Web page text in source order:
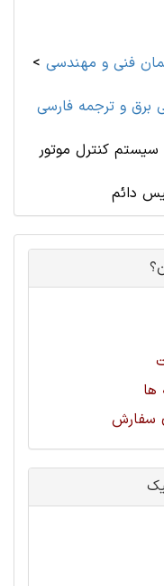
فنی و مهندسی >
برق و ترجمه فارسی
کنترل موتور
دائم
ها
سفارش